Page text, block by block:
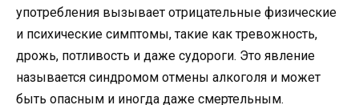
употребления вызывает отрицательные физические
и психические симптомы, такие как тревожность,
дрожь, потливость и даже судороги. Это явление
называется синдромом отмены алкоголя и может
быть опасным и иногда даже смертельным.